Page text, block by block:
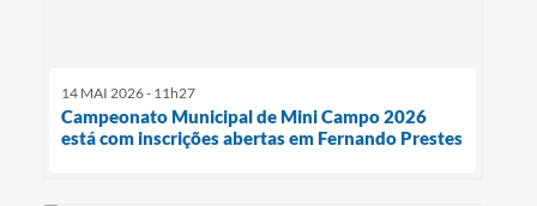
14 MAI 2026 - 11h27
Campeonato Municipal de Mini Campo 2026
está com inscrições abertas em Fernando Prestes